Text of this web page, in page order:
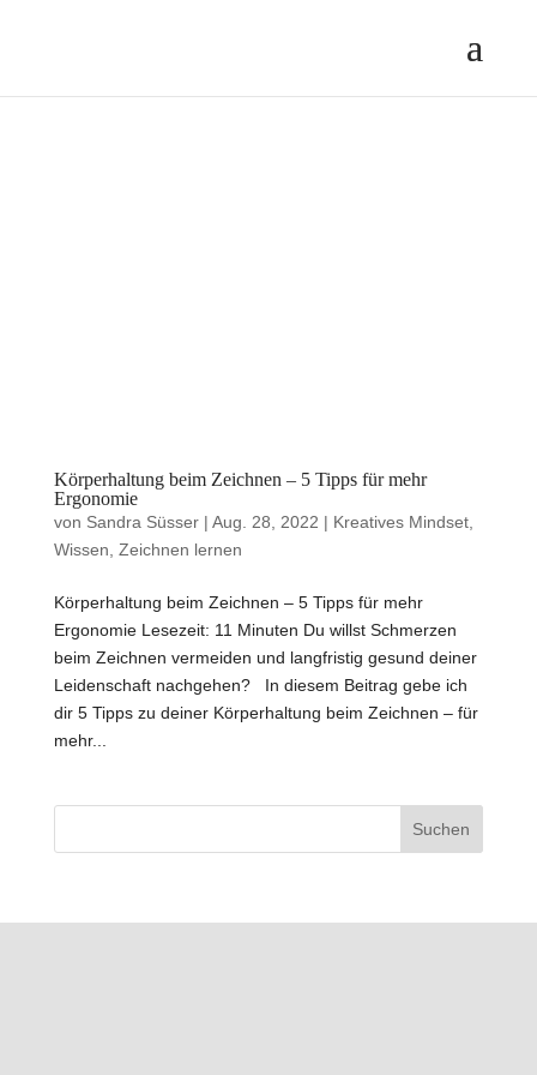
Körperhaltung beim Zeichnen – 5 Tipps für mehr
Ergonomie
von Sandra Süsser| Aug. 28, 2022 | Kreatives Mindset,
Wissen Zeichnen lernen
Körperhaltung beim Zeichnen – 5 Tipps für mehr
Ergonomie Lesezeit: 11 Minuten Du willst Schmerzen
beim Zeichnen vermeiden und langfristig gesund deiner
Leidenschaft nachgehen? In diesem Beitrag gebe ich
dir 5 Tipps zu deiner Körperhaltung beim Zeichnen – für
mehr...